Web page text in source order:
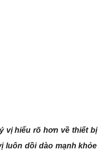
vị hiểu rõ hơn về thiết bị
luôn dồi dào mạnh khỏe